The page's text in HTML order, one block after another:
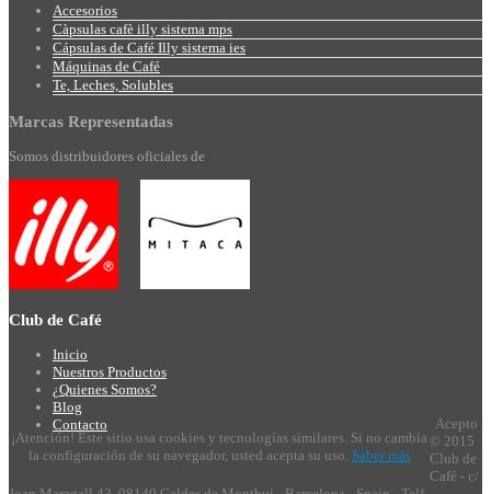
Accesorios
Càpsulas cafè illy sistema mps
Cápsulas de Café Illy sistema ies
Máquinas de Café
Te, Leches, Solubles
Marcas Representadas
Somos distribuidores oficiales de
Club de Café
Inicio
Nuestros Productos
¿Quienes Somos?
Blog
Contacto
¡Atención! Este sitio usa cookies y tecnologías similares. Si no cambia
la configuración de su navegador, usted acepta su uso. Saber más
Acepto
© 2015
Club de
Café - c/